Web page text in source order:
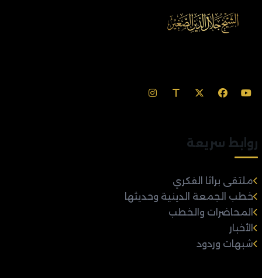
روابط سريعة
ملتقى براثا الفكري
خطب الجمعة الدينية وحديثها
المحاضرات والخطب
الأخبار
شبهات وردود